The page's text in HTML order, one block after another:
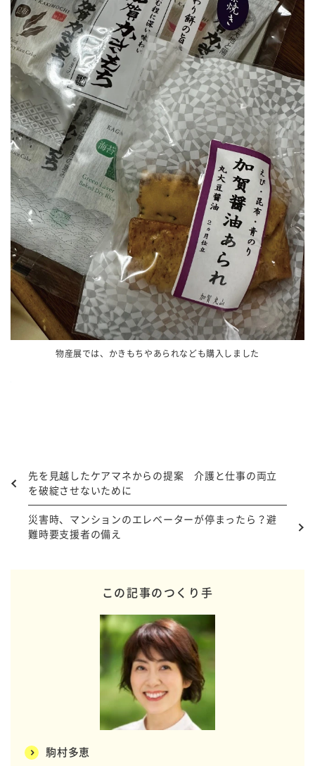
物産展では、かきもちやあられなども購入しました
先を見越したケアマネからの提案 介護と仕事の両立
を破綻させないために
災害時、マンションのエレベーターが停まったら？避
難時要支援者の備え
この記事のつくり手
駒村多恵